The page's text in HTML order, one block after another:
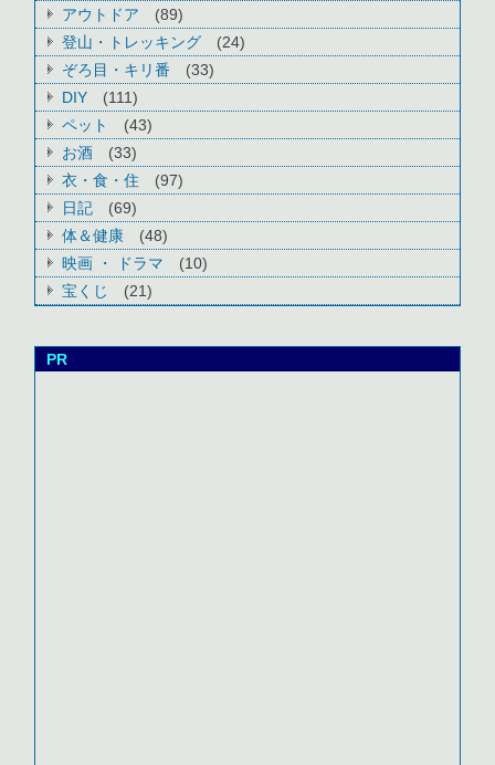
アウトドア
(89)
登山・トレッキング
(24)
ぞろ目・キリ番
(33)
DIY
(111)
ペット
(43)
お酒
(33)
衣・食・住
(97)
日記
(69)
体＆健康
(48)
映画 ・ ドラマ
(10)
宝くじ
(21)
PR